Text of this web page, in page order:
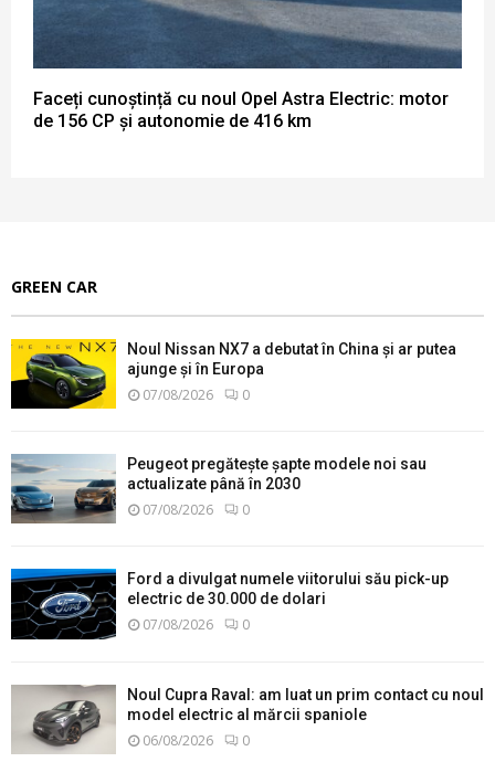
Faceți cunoștință cu noul Opel Astra Electric: motor
de 156 CP și autonomie de 416 km
GREEN CAR
Noul Nissan NX7 a debutat în China și ar putea
ajunge și în Europa
07/08/2026 0
Peugeot pregătește șapte modele noi sau
actualizate până în 2030
07/08/2026 0
Ford a divulgat numele viitorului său pick-up
electric de 30.000 de dolari
07/08/2026 0
Noul Cupra Raval: am luat un prim contact cu noul
model electric al mărcii spaniole
06/08/2026 0